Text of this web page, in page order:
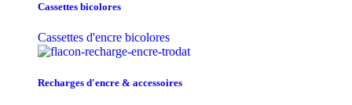
Cassettes bicolores
Cassettes d'encre bicolores
Recharges d'encre & accessoires